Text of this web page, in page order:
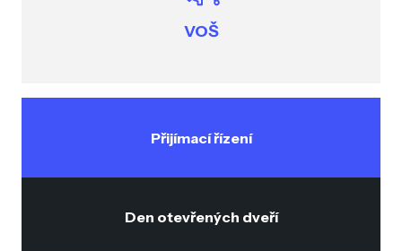
VOŠ
Přijímací řízení
Den otevřených dveří